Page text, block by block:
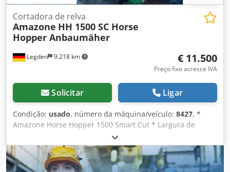
Legden 9.218 km
Cortadora de relva
Amazone HH 1500 SC Horse
Hopper Anbaumäher
€ 11.500
Preço fixo acresce IVA
Solicitar Ligar
Condição: usado, número da máquina/veículo: 8427, *
Amazone Horse Hopper 1500 Smart Cut * Largura de
trabalho 1,50 m * Capacidade do cesto coletor 1.500 l *
Engate de 3 pontos para trator * Faca de asa H60 * Rodas
de apoio * Dispositivo para mulching * Eixo cardan com
roda livre * Cesto coletor com esvaziamento hidráulico do